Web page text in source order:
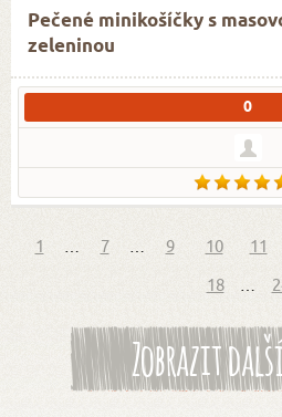
Pečené minikošíčky s
zeleninou
0
1 7 9 10 11
18
Zobrazit